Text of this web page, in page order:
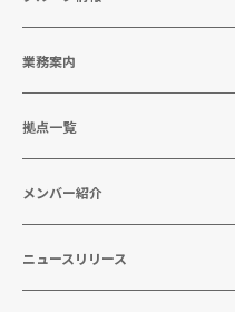
業務案内
拠点一覧
メンバー紹介
ニュースリリース